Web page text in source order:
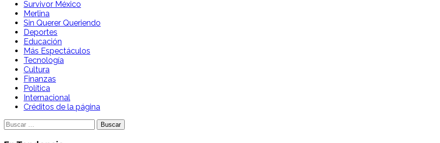
Survivor México
Merlina
Sin Querer Queriendo
Deportes
Educación
Más Espectáculos
Tecnología
Cultura
Finanzas
Política
Internacional
Créditos de la página
Buscar: